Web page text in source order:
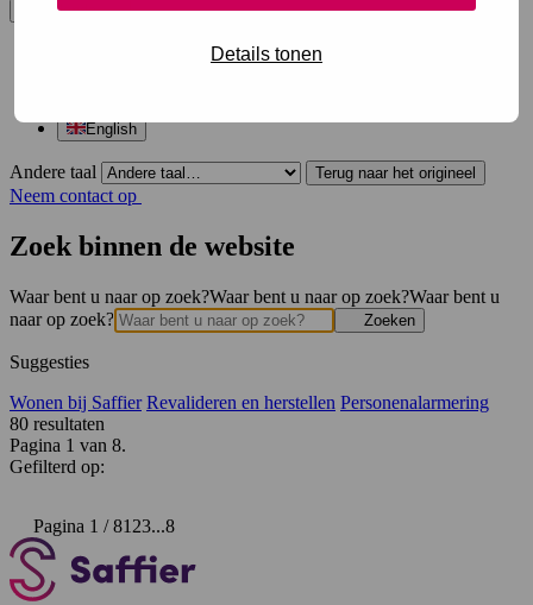
Details tonen
Nederlands
English
Andere taal Terug naar het origineel
Neem contact op
Zoek binnen de website
Waar bent u naar op zoek?Waar bent u naar op zoek?Waar bent u
naar op zoek?
Zoeken
Suggesties
Wonen bij Saffier Revalideren en herstellen Personenalarmering
80 resultaten
Pagina 1 van 8.
Gefilterd op:
Pagina 1 / 81 23...8